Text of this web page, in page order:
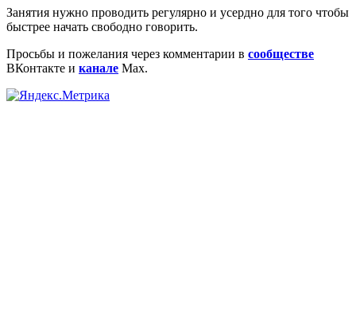
Занятия нужно проводить регулярно и усердно для того чтобы
быстрее начать свободно говорить.
Просьбы и пожелания через комментарии в сообществе
ВКонтакте и канале Мах.